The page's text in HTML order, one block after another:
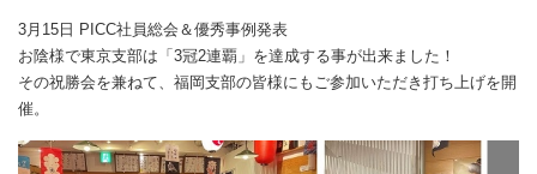
3月15日 PICC社員総会＆優秀事例発表
お陰様で東京支部は「3冠2連覇」を達成する事が出来ました！
その祝勝会を兼ねて、福岡支部の皆様にもご参加いただき打ち上げを開
催。